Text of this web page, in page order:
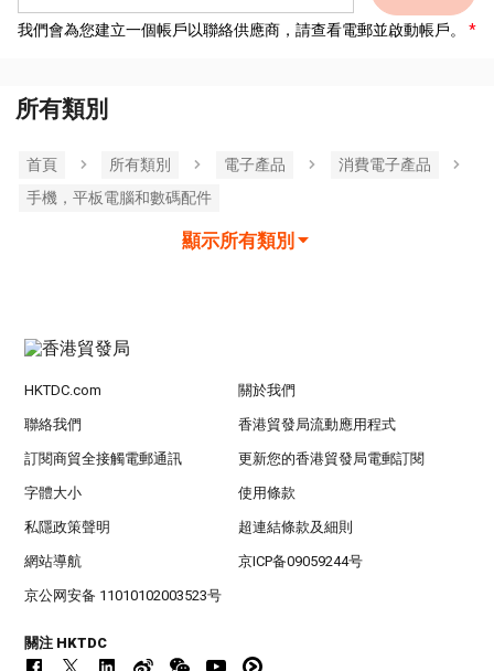
我們會為您建立一個帳戶以聯絡供應商，請查看電郵並啟動帳戶。
所有類別
首頁 所有類別 電子產品
消費電子產品
手機，平板電腦和數碼配件
顯示所有類別
HKTDC.com 關於我們
聯絡我們 香港貿發局流動應用程式
訂閱商貿全接觸電郵通訊 更新您的香港貿發局電郵訂閱
字體大小 使用條款
私隱政策聲明 超連結條款及細則
網站導航 京ICP备09059244号
京公网安备 11010102003523号
關注 HKTDC